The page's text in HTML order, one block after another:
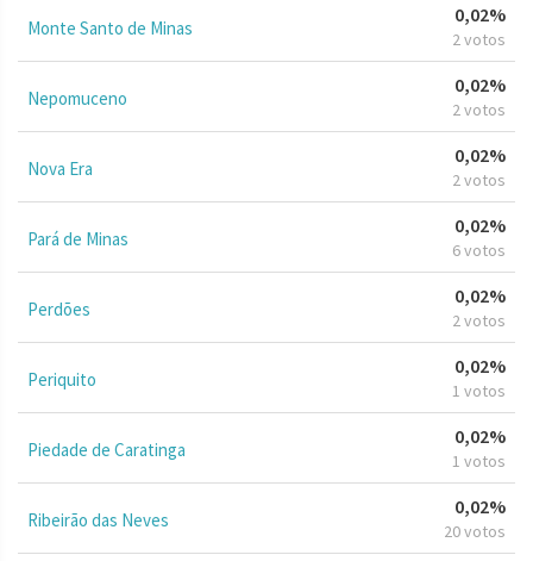
Monte Santo de Minas
0,02%
2 votos
Nepomuceno
0,02%
2 votos
Nova Era
0,02%
2 votos
Pará de Minas
0,02%
6 votos
Perdões
0,02%
2 votos
Periquito
0,02%
1 votos
Piedade de Caratinga
0,02%
1 votos
Ribeirão das Neves
0,02%
20 votos